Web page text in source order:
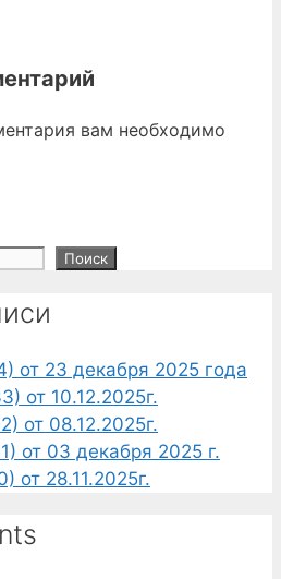
вам необходимо
Поиск
от 23 декабря 2025 года
от 10.12.2025г.
от 08.12.2025г.
от 03 декабря 2025 г.
от 28.11.2025г.